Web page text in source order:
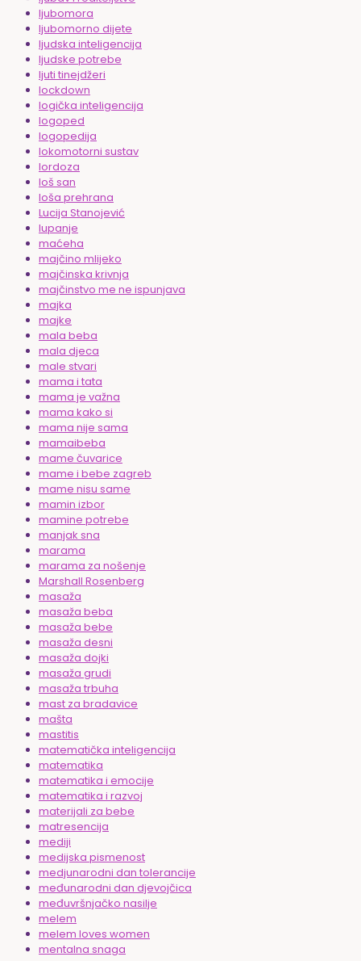
ljubomora
ljubomorno dijete
ljudska inteligencija
ljudske potrebe
ljuti tinejdžeri
lockdown
logička inteligencija
logoped
logopedija
lokomotorni sustav
lordoza
loš san
loša prehrana
Lucija Stanojević
lupanje
maćeha
majčino mlijeko
majčinska krivnja
majčinstvo me ne ispunjava
majka
majke
mala beba
mala djeca
male stvari
mama i tata
mama je važna
mama kako si
mama nije sama
mamaibeba
mame čuvarice
mame i bebe zagreb
mame nisu same
mamin izbor
mamine potrebe
manjak sna
marama
marama za nošenje
Marshall Rosenberg
masaža
masaža beba
masaža bebe
masaža desni
masaža dojki
masaža grudi
masaža trbuha
mast za bradavice
mašta
mastitis
matematička inteligencija
matematika
matematika i emocije
matematika i razvoj
materijali za bebe
matresencija
mediji
medijska pismenost
medjunarodni dan tolerancije
međunarodni dan djevojčica
međuvršnjačko nasilje
melem
melem loves women
mentalna snaga